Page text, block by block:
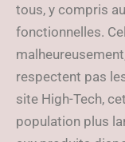
tous, y compris
fonctionnelles.
respectent pas
site High-Tech,
population plus